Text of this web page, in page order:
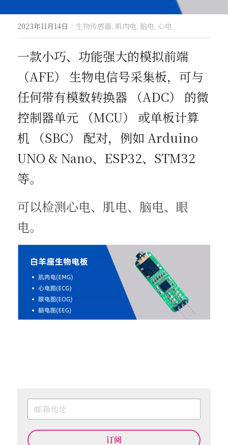
2023年11月14日 · 生物传感器, 肌肉电, 脑电, 心电
一款小巧、功能强大的模拟前端
（AFE） 生物电信号采集板，可与
任何带有模数转换器 （ADC） 的微
控制器单元 （MCU） 或单板计算
机 （SBC） 配对，例如 Arduino
UNO & Nano、ESP32、STM32
等。
可以检测心电、肌电、脑电、眼
电。
订阅